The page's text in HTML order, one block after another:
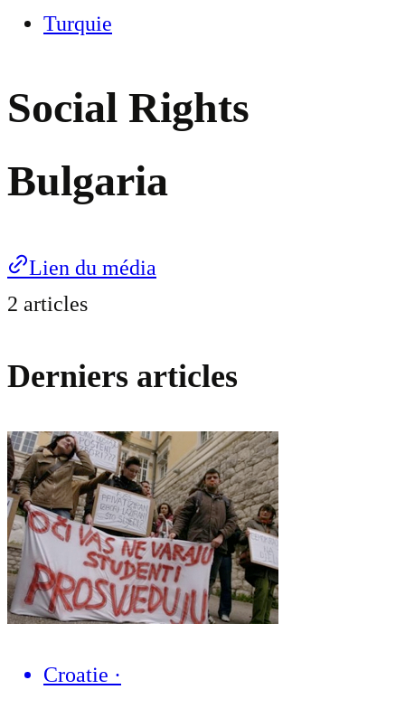
Turquie
Social Rights
Bulgaria
Lien du média
2 articles
Derniers articles
Croatie ·